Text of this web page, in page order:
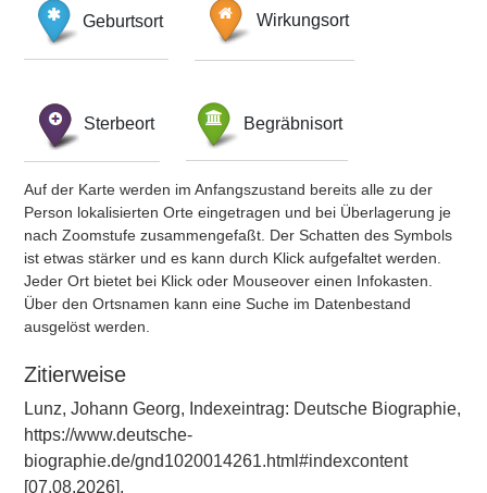
Geburtsort Wirkungsort
Sterbeort Begräbnisort
Auf der Karte werden im Anfangszustand bereits alle zu der
Person lokalisierten Orte eingetragen und bei Überlagerung je
nach Zoomstufe zusammengefaßt. Der Schatten des Symbols
ist etwas stärker und es kann durch Klick aufgefaltet werden.
Jeder Ort bietet bei Klick oder Mouseover einen Infokasten.
Über den Ortsnamen kann eine Suche im Datenbestand
ausgelöst werden.
Zitierweise
Lunz, Johann Georg, Indexeintrag: Deutsche Biographie,
https://www.deutsche-
biographie.de/gnd1020014261.html#indexcontent
[07.08.2026].